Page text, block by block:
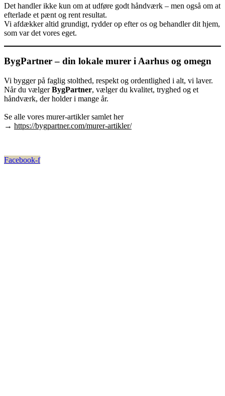
Det handler ikke kun om at udføre godt håndværk – men også om at
efterlade et pænt og rent resultat.
Vi afdækker altid grundigt, rydder op efter os og behandler dit hjem,
som var det vores eget.
BygPartner – din lokale murer i Aarhus og omegn
Vi bygger på faglig stolthed, respekt og ordentlighed i alt, vi laver.
Når du vælgerBygPartner, vælger du kvalitet, tryghed og et
håndværk, der holder i mange år.
Se alle vores murer-artikler samlet her
→ https://bygpartner.com/murer-artikler/
Facebook-f